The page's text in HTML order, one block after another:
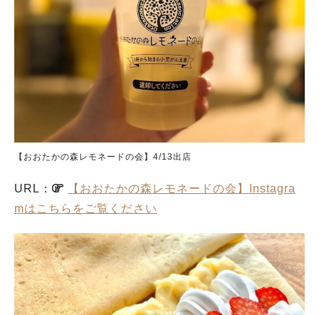
【おおたかの森レモネードの会】4/13出店
URL：
【おおたかの森レモネードの会】Instagra
mはこちらをご覧ください